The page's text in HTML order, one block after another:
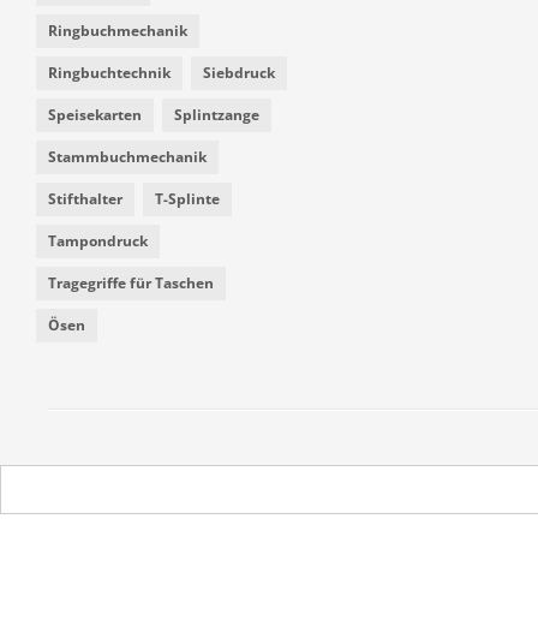
Ringbuchmechanik
Ringbuchtechnik Siebdruck
Speisekarten Splintzange
Stammbuchmechanik
Stifthalter T-Splinte
Tampondruck
Tragegriffe für Taschen
Ösen